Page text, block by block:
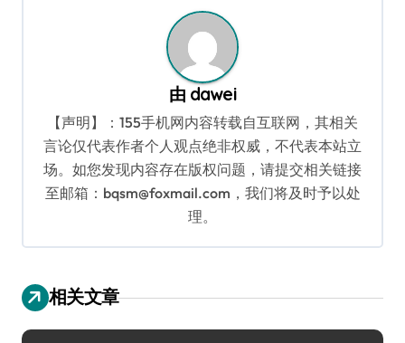
由 dawei
【声明】：155手机网内容转载自互联网，其相关
言论仅代表作者个人观点绝非权威，不代表本站立
场。如您发现内容存在版权问题，请提交相关链接
至邮箱：bqsm@foxmail.com，我们将及时予以处
理。
相关文章